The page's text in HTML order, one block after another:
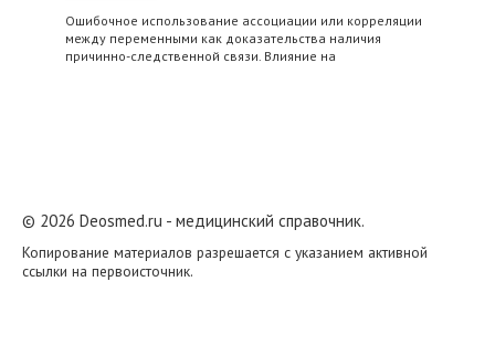
Ошибочное использование ассоциации или корреляции
между переменными как доказательства наличия
причинно-следственной связи. Влияние на
© 2026 Deosmed.ru - медицинский справочник.
Копирование материалов разрешается с указанием активной
ссылки на первоисточник.